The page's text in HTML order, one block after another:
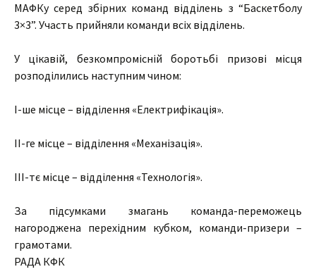
МАФКу серед збірних команд відділень з “Баскетболу
3×3”. Участь прийняли команди всіх відділень.
У цікавій, безкомпромісній боротьбі призові місця
розподілились наступним чином:
І-ше місце – відділення «Електрифікація».
ІІ-ге місце – відділення «Механізація».
ІІІ-тє місце – відділення «Технологія».
За підсумками змагань команда-переможець
нагороджена перехідним кубком, команди-призери –
грамотами.
РАДА КФК